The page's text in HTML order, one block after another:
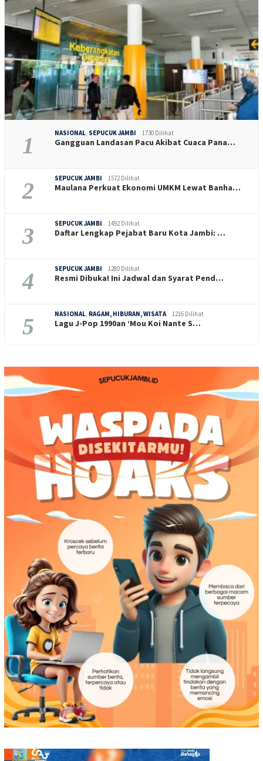
1 NASIONAL SEPUCUK JAMBI 1730 Dilihat
Gangguan Landasan Pacu Akibat Cuaca Pana…
2 SEPUCUK JAMBI 1572 Dilihat
Maulana Perkuat Ekonomi UMKM Lewat Banha…
3 SEPUCUK JAMBI 1492 Dilihat
Daftar Lengkap Pejabat Baru Kota Jambi: …
4 SEPUCUK JAMBI 1280 Dilihat
Resmi Dibuka! Ini Jadwal dan Syarat Pend…
5 NASIONAL RAGAM, HIBURAN, WISATA 1216 Dilihat
Lagu J-Pop 1990an ‘Mou Koi Nante S…